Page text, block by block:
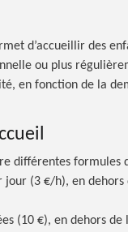
d’accueillir des
ou plus
en fonction de la
différentes formules
jour (3 €/h), en dehors
(10 €), en dehors de